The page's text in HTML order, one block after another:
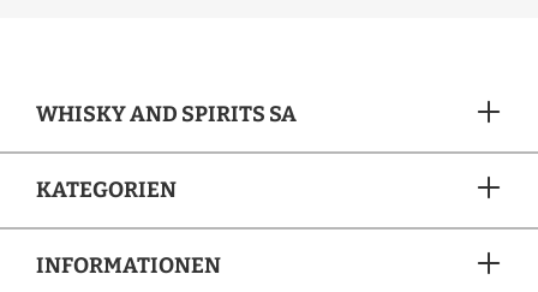
WHISKY AND SPIRITS SA
KATEGORIEN
INFORMATIONEN